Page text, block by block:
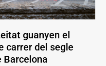
guanyen el
carrer del segle
Barcelona